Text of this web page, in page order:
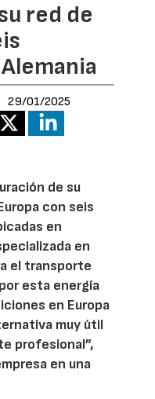
red de
29/01/2025
de su
con seis
en
en
el transporte
esta energía
en Europa
muy útil
profesional”,
en una